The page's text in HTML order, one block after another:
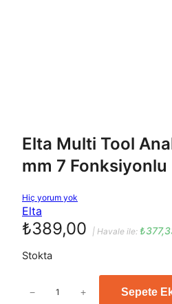
Elta Multi Tool
mm 7 Fonksiyonlu
E
l
t
a
M
u
t
Hiç yorum yok
Elta
₺389,00 | Havale ile: ₺
Stokta
− + Sepete